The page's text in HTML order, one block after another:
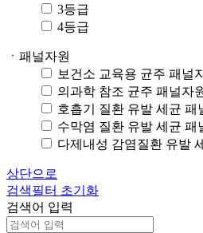
3등급
4등급
ㆍ패널자원
보건소 교육용 균주 패널
의과학 참조 균주 패널자
호흡기 질환 유발 세균 패
수막염 질환 유발 세균 패
다제내성 감염질환 유발
상단으로
검색필터 초기화
검색어 입력